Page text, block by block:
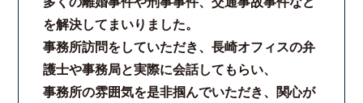
採用情報
スタッフインタビュー
を解決してまいりました。
事務所訪問をしていただき、長崎オフィスの弁
護士や事務局と実際に会話してもらい、
事務所の雰囲気を是非掴んでいただき、関心が